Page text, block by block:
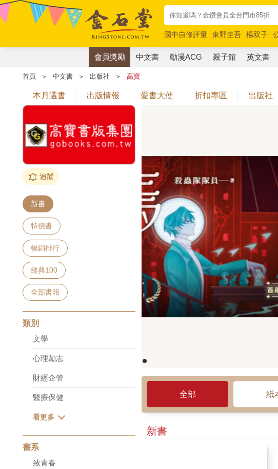
國中自修評量 東野圭吾 楊双子
唯紅花綻放
奧德賽 路邊攤新作
會員獎勵 中文書 動漫ACG 親子館 英文書
首頁 ＞ 中文書 ＞ 出版社 ＞ 高寶
本月選書 出版情報 愛書大使 折扣專區 出版社
追蹤
新書
特價書
暢銷排行
經典100
全部書籍
類別
文學
心理勵志
財經企管
醫療保健
書系
致青春
全部 紙